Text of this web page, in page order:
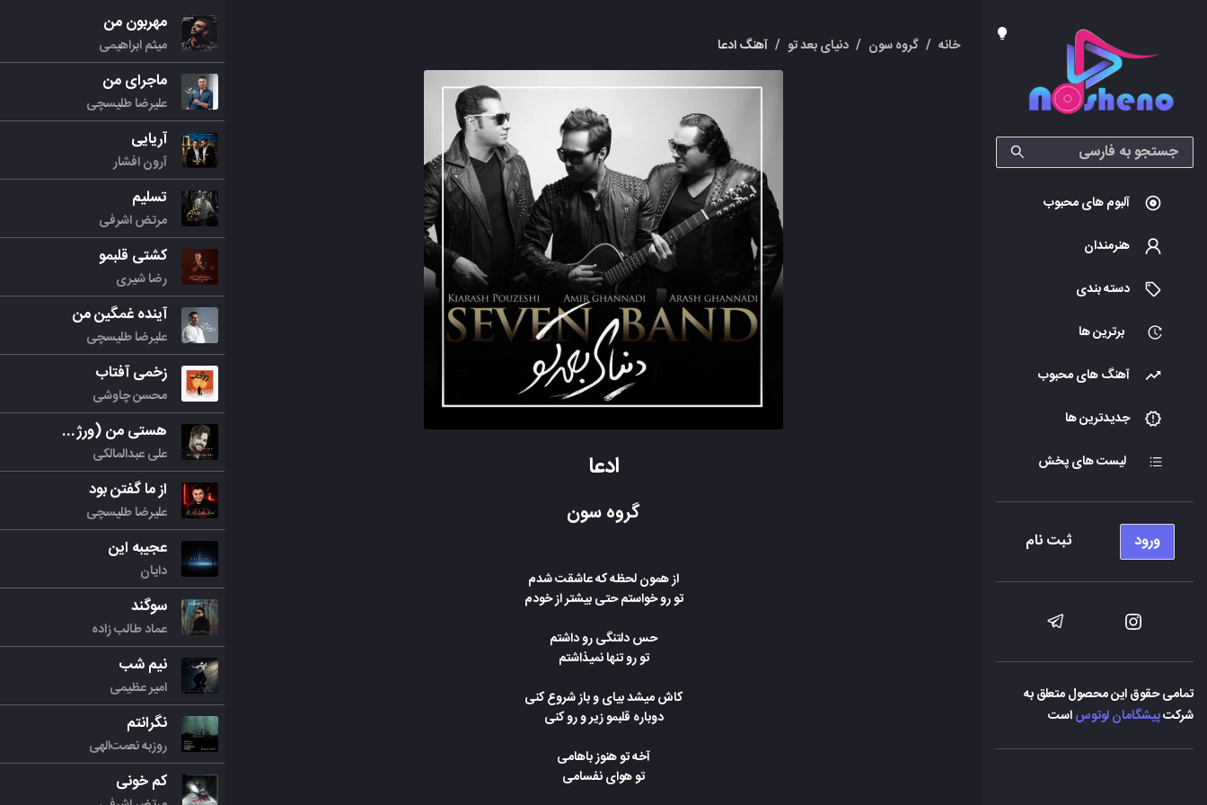
آلبوم های محبوب
هنرمندان
دسته بندی
برترین ها
آهنگ های محبوب
جدیدترین ها
لیست های پخش
ورود ثبت نام
تمامی حقوق این محصول متعلق به
شرکتپیشگامان لوتوساست
خانه / گروه سون / دنیای بعد تو / آهنگ ادعا
ادعا
گروه سون
از همون لحظه که عاشقت شدم
تو رو خواستم حتی بیشتر از خودم
حس دلتنگی رو داشتم
تو رو تنها نمیذاشتم
کاش میشد بیای و باز شروع کنی
دوباره قلبمو زیر و رو کنی
آخه تو هنوز باهامی
تو هوای نفسامی
مهربون من
میثم ابراهیمی
ماجرای من
علیرضا طلیسچی
آریایی
آرون افشار
تسلیم
مرتض اشرفی
کشتی قلبمو
رضا شیری
آینده غمگین من
علیرضا طلیسچی
زخمی آفتاب
محسن چاوشی
هستی من (ورژن جدید)
علی عبدالمالکی
از ما گفتن بود
علیرضا طلیسچی
عجیبه این
دایان
سوگند
عماد طالب زاده
نیم شب
امیر عظیمی
نگرانتم
روزبه نعمت‌الهی
کم خونی